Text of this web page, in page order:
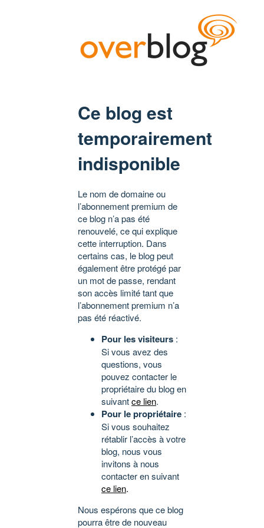
Ce blog est
temporairement
indisponible
Le nom de domaine ou
l’abonnement premium de
ce blog n’a pas été
renouvelé, ce qui explique
cette interruption. Dans
certains cas, le blog peut
également être protégé par
un mot de passe, rendant
son accès limité tant que
l’abonnement premium n’a
pas été réactivé.
Pour les visiteurs :
Si vous avez des
questions, vous
pouvez contacter le
propriétaire du blog en
suivantce lien.
Pour le propriétaire :
Si vous souhaitez
rétablir l’accès à votre
blog, nous vous
invitons à nous
contacter en suivant
ce lien.
Nous espérons que ce blog
pourra être de nouveau